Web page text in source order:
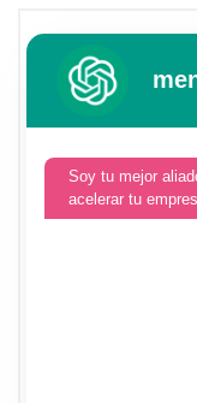
Soy tu mejor
acelerar tu